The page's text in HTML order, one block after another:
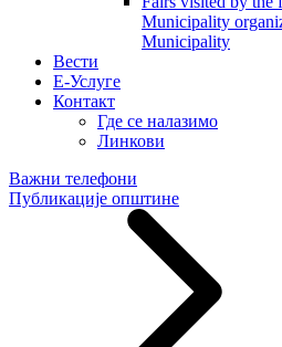
Municipality
Municipality
Вести
E-Услуге
Контакт
Где се налазимо
Линкови
Важни телефони
Публикације општине